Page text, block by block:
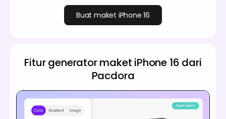
Buat maket iPhone 16
Fitur generator maket iPhone 16 dari
Pacdora